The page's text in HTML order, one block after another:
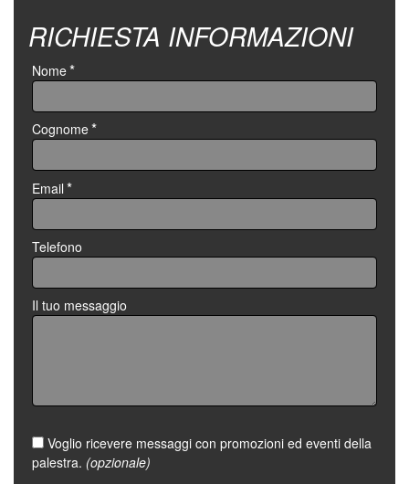
RICHIESTA INFORMAZIONI
Nome*
Cognome*
Email*
Telefono
Il tuo messaggio
Voglio ricevere messaggi con promozioni ed eventi della
palestra. (opzionale)